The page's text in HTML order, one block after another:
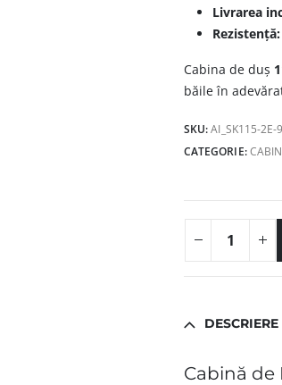
Livrarea
Rezistență:
Cabina de duș
băile în
SKU:AI_SK115-2E-
CATEGORIE:
DESCRIERE
Cabină de